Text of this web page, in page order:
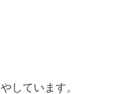
しています。